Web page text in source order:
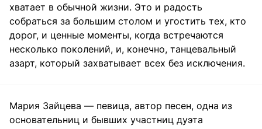
хватает в обычной жизни. Это и радость
собраться за большим столом и угостить тех, кто
дорог, и ценные моменты, когда встречаются
несколько поколений, и, конечно, танцевальный
азарт, который захватывает всех без исключения.
Мария Зайцева — певица, автор песен, одна из
основательниц и бывших участниц дуэта